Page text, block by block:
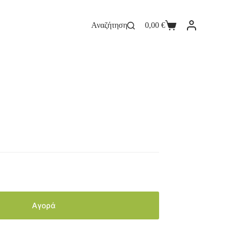
Αναζήτηση 0,00 €
Αγορά